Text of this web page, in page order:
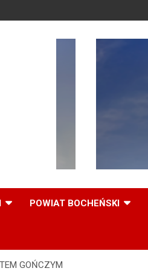
POWIAT BOCHEŃSKI
GOŃCZYM